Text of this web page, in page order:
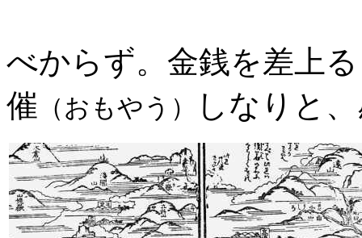
べからず。金銭を差上
催 （おもやう） しなりと